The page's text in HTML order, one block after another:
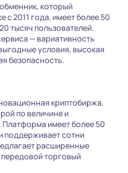
который
с 2011 года, имеет более 50
тысяч пользователей.
— вариативность
условия, высокая
безопасность.
криптобиржа,
по величине и
имеет более 50
поддерживает сотни
расширенные
торговый